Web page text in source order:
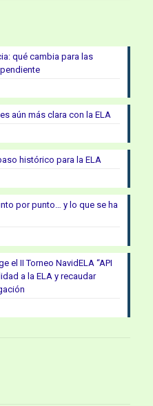
qué cambia para las
aún más clara con la ELA
histórico para la ELA
por punto… y lo que se ha
el II Torneo NavidELA “API
a la ELA y recaudar